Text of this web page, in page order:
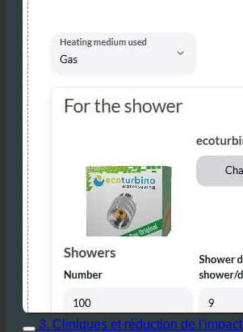
3. Cliniques et réduction de l'impact